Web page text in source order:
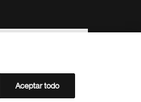
de Novartis
Aceptar todo